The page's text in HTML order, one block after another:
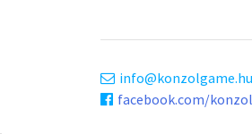
info
konzolgame.hu
facebook.com/